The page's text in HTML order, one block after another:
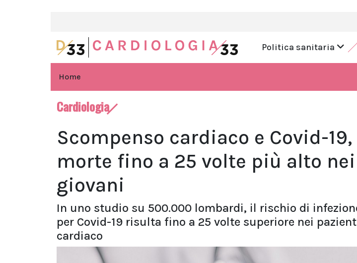
Politica sanitaria
Home
Cardiologia
Scompenso cardiaco e Covid-
morte fino a 25 volte più alto
giovani
In uno studio su 500.000 lombardi, il rischio di
per Covid-19 risulta fino a 25 volte superiore nei
cardiaco